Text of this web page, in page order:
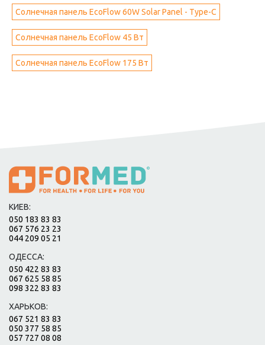
Солнечная панель EcoFlow 60W Solar Panel - Type-C
Солнечная панель EcoFlow 45 Вт
Солнечная панель EcoFlow 175 Вт
КИЕВ:
050 183 83 83
067 576 23 23
044 209 05 21
ОДЕССА:
050 422 83 83
067 625 58 85
098 322 83 83
ХАРЬКОВ:
067 521 83 83
050 377 58 85
057 727 08 08